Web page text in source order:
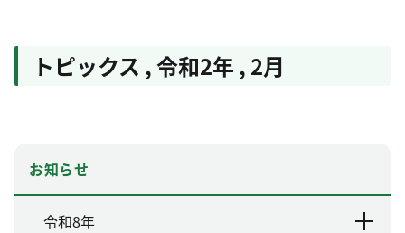
トピックス ,令和2年 , 2月
お知らせ
令和8年